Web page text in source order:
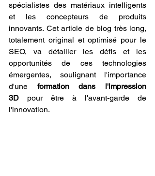
spécialistes des matériaux intelligents
et les concepteurs de produits
innovants. Cet article de blog très long,
totalement original et optimisé pour le
SEO, va détailler les défis et les
opportunités de ces technologies
émergentes, soulignant l'importance
d'une formation dans l'impression
3D pour être à l'avant-garde de
l'innovation.